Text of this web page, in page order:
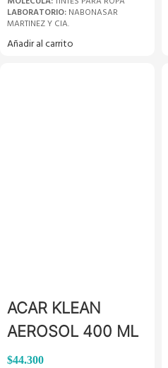
LABORATORIO: NABONASAR
MARTINEZ Y CIA.
Añadir al carrito
ACAR KLEAN
AEROSOL 400 ML
$44.300